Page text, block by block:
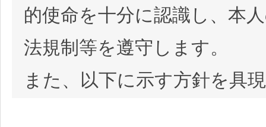
的使命を十分に認識し、本
法規制等を遵守します。
また、以下に示す方針を具